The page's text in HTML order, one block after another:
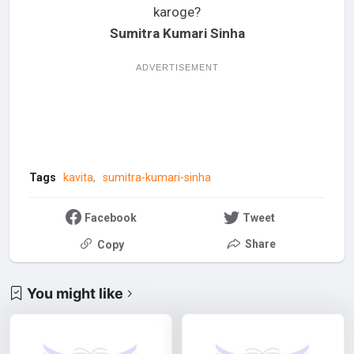
karoge?
Sumitra Kumari Sinha
ADVERTISEMENT
Tags kavita sumitra-kumari-sinha
Facebook Tweet
Copy Share
You might like